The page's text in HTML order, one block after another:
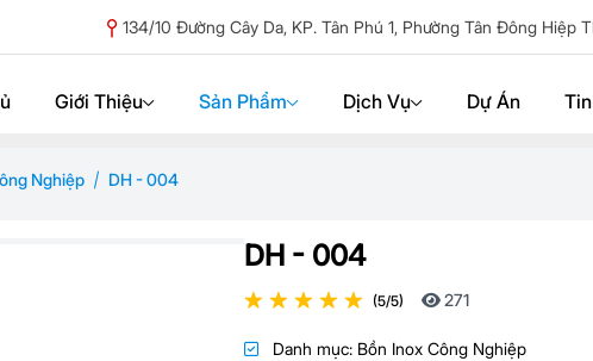
134/10 Đường Cây Da, KP. Tân Phú 1, Phường Tân Đông Hiệp
Giới Thiệu Sản Phẩm Dịch Vụ Dự Án
Nghiệp DH - 004
DH - 004
(5/5) 271
Danh mục: Bồn Inox Công Nghiệp